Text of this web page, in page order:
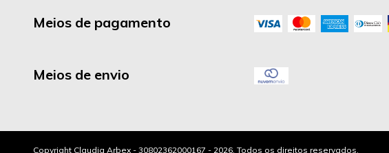
Meios de pagamento
Meios de envio
Copyright Claudia Arbex - 30802362000167 - 2026. Todos os direitos reservados.